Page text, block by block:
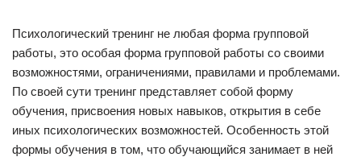
Психологический тренинг не любая форма групповой
работы, это особая форма групповой работы со своими
возможностями, ограничениями, правилами и проблемами.
По своей сути тренинг представляет собой форму
обучения, присвоения новых навыков, открытия в себе
иных психологических возможностей. Особенность этой
формы обучения в том, что обучающийся занимает в ней